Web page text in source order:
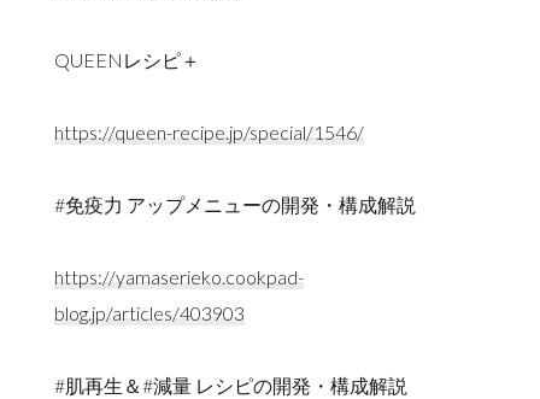
QUEENレシピ＋
https://queen-recipe.jp/special/1546/
#免疫力 アップメニューの開発・構成解説
https://yamaserieko.cookpad-
blog.jp/articles/403903
#肌再生＆#減量 レシピの開発・構成解説